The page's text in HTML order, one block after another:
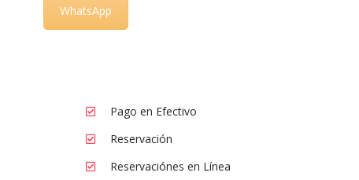
WhatsApp
Pago en Efectivo
Reservación
Reservaciónes en Línea